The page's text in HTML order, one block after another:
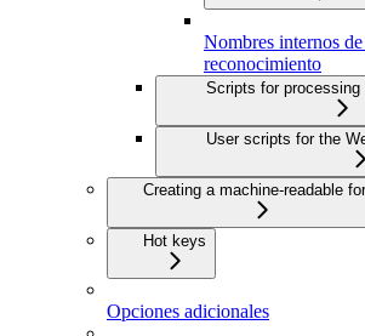
Nombres internos
reconocimiento
Scripts for processing
User scripts for the
Creating a machine-readable
Hot keys
Opciones adicionales